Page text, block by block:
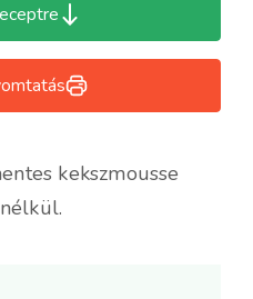
kekszmousse